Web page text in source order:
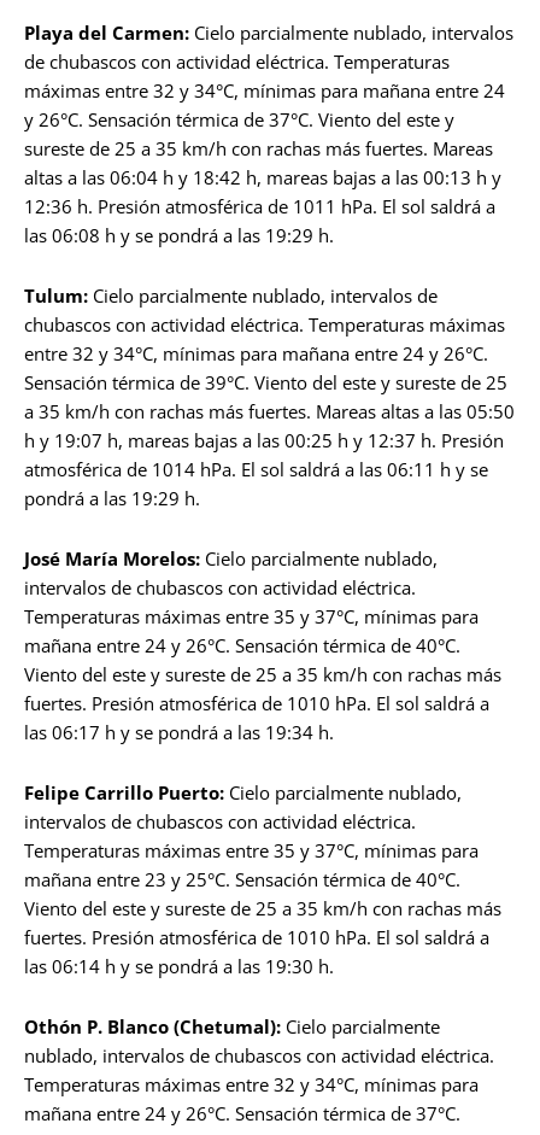
Playa del Carmen: Cielo parcialmente nublado, intervalos
de chubascos con actividad eléctrica. Temperaturas
máximas entre 32 y 34°C, mínimas para mañana entre 24
y 26°C. Sensación térmica de 37°C. Viento del este y
sureste de 25 a 35 km/h con rachas más fuertes. Mareas
altas a las 06:04 h y 18:42 h, mareas bajas a las 00:13 h y
12:36 h. Presión atmosférica de 1011 hPa. El sol saldrá a
las 06:08 h y se pondrá a las 19:29 h.
Tulum: Cielo parcialmente nublado, intervalos de
chubascos con actividad eléctrica. Temperaturas máximas
entre 32 y 34°C, mínimas para mañana entre 24 y 26°C.
Sensación térmica de 39°C. Viento del este y sureste de 25
a 35 km/h con rachas más fuertes. Mareas altas a las 05:50
h y 19:07 h, mareas bajas a las 00:25 h y 12:37 h. Presión
atmosférica de 1014 hPa. El sol saldrá a las 06:11 h y se
pondrá a las 19:29 h.
José María Morelos: Cielo parcialmente nublado,
intervalos de chubascos con actividad eléctrica.
Temperaturas máximas entre 35 y 37°C, mínimas para
mañana entre 24 y 26°C. Sensación térmica de 40°C.
Viento del este y sureste de 25 a 35 km/h con rachas más
fuertes. Presión atmosférica de 1010 hPa. El sol saldrá a
las 06:17 h y se pondrá a las 19:34 h.
Felipe Carrillo Puerto: Cielo parcialmente nublado,
intervalos de chubascos con actividad eléctrica.
Temperaturas máximas entre 35 y 37°C, mínimas para
mañana entre 23 y 25°C. Sensación térmica de 40°C.
Viento del este y sureste de 25 a 35 km/h con rachas más
fuertes. Presión atmosférica de 1010 hPa. El sol saldrá a
las 06:14 h y se pondrá a las 19:30 h.
Othón P. Blanco (Chetumal): Cielo parcialmente
nublado, intervalos de chubascos con actividad eléctrica.
Temperaturas máximas entre 32 y 34°C, mínimas para
mañana entre 24 y 26°C. Sensación térmica de 37°C.